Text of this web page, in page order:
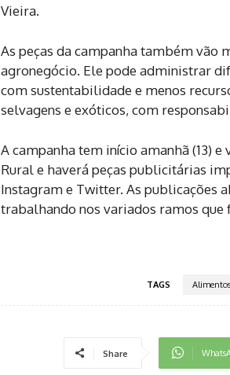
Vieira.
As peças da campanha também vão
agronegócio. Ele pode administrar
com sustentabilidade e menos
selvagens e exóticos, com
A campanha tem início amanhã (13)
Rural e haverá peças publicitárias
Instagram e Twitter. As publicações
trabalhando nos variados ramos que
TAGS Alimentos
Share